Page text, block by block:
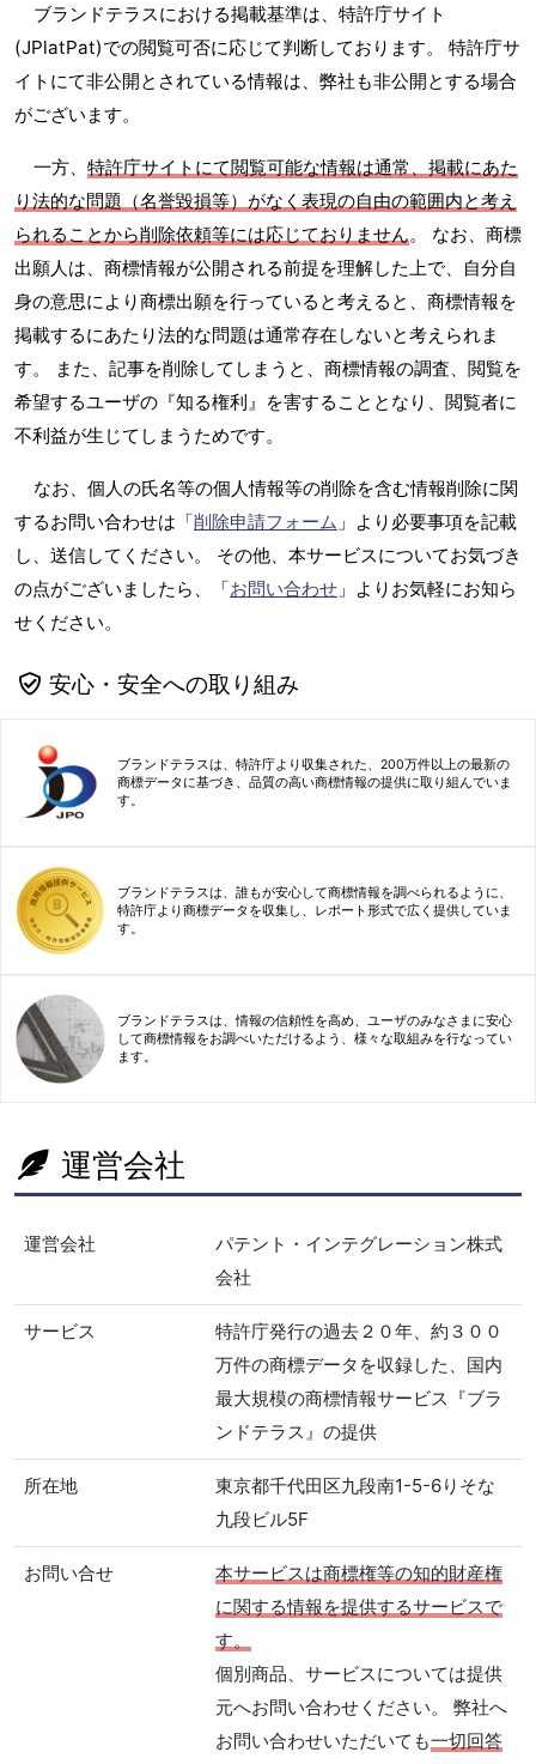
ブランドテラスにおける掲載基準は、特許庁サイト
(JPlatPat)での閲覧可否に応じて判断しております。 特許庁サ
イトにて非公開とされている情報は、弊社も非公開とする場合
がございます。
一方、 特許庁サイトにて閲覧可能な情報は通常、掲載にあた
り法的な問題（名誉毀損等）がなく表現の自由の範囲内と考え
られることから削除依頼等には応じておりません。 なお、商標
出願人は、商標情報が公開される前提を理解した上で、自分自
身の意思により商標出願を行っていると考えると、商標情報を
掲載するにあたり法的な問題は通常存在しないと考えられま
す。 また、記事を削除してしまうと、商標情報の調査、閲覧を
希望するユーザの『知る権利』を害することとなり、閲覧者に
不利益が生じてしまうためです。
なお、個人の氏名等の個人情報等の削除を含む情報削除に関
するお問い合わせは「削除申請フォーム 」より必要事項を記載
し、送信してください。 その他、本サービスについてお気づき
の点がございましたら、「お問い合わせ 」よりお気軽にお知ら
せください。
安心・安全への取り組み
ブランドテラスは、特許庁より収集された、200万件以上の最新の
商標データに基づき、品質の高い商標情報の提供に取り組んでいま
す。
ブランドテラスは、誰もが安心して商標情報を調べられるように、
特許庁より商標データを収集し、レポート形式で広く提供していま
す。
ブランドテラスは、情報の信頼性を高め、ユーザのみなさまに安心
して商標情報をお調べいただけるよう、様々な取組みを行なってい
ます。
運営会社
運営会社
パテント・インテグレーション株式
会社
サービス
特許庁発行の過去２０年、約３００
万件の商標データを収録した、国内
最大規模の商標情報サービス『ブラ
ンドテラス』の提供
所在地
東京都千代田区九段南1-5-6りそな
九段ビル5F
お問い合せ
本サービスは商標権等の知的財産権
に関する情報を提供するサービスで
す。
個別商品、サービスについては提供
元へお問い合わせください。 弊社へ
お問い合わせいただいても一切回答